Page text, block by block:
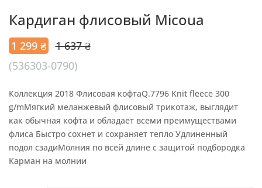
Кардиган флисовый Micoua
1 299 ₴
1 637 ₴
(536303-0790)
Коллекция 2018 Флисовая кофтаQ.7796 Knit fleece 300
g/mМягкий меланжевый флисовый трикотаж, выглядит
как обычная кофта и обладает всеми преимуществами
флиса Быстро сохнет и сохраняет тепло Удлиненный
подол сзадиМолния по всей длине с защитой подбородка
Карман на молнии